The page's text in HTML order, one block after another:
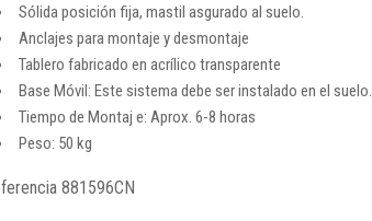
Sólida posición fija, mastil asgurado al suelo.
Anclajes para montaje y desmontaje
Tablero fabricado en acrílico transparente
Base Móvil: Este sistema debe ser instalado en el suelo.
Tiempo de Montaj e: Aprox. 6-8 horas
Peso: 50 kg
881596CN